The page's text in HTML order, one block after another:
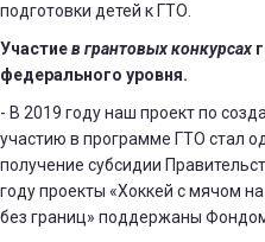
подготовки детей к ГТО.
Участиев грантовых конкурсах
федерального уровня.
- В 2019 году наш проект по
участию в программе ГТО стал
получение субсидии
году проекты «Хоккей с мячом
без границ» поддержаны Фондом